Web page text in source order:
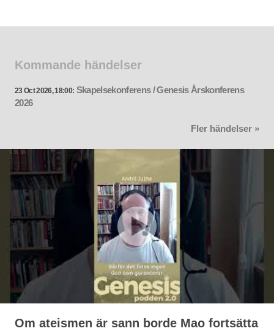
Kommande händelser
23 Oct 2026, 18:00: Skapelsekonferens / Genesis Årskonferens
2026
Fler händelser »
Om ateismen är sann borde Mao fortsätta